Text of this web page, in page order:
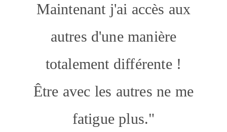
Maintenant j'ai accès aux
autres d'une manière
totalement différente !
Être avec les autres ne me
fatigue plus."